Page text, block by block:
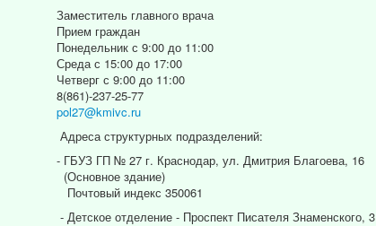
Заместитель главного врача
Прием граждан
Понедельник с 9:00 до 11:00
Среда с 15:00 до 17:00
Четверг с 9:00 до 11:00
8(861)-237-25-77
pol27@kmivc.ru
Адреса структурных подразделений:
- ГБУЗ ГП № 27 г. Краснодар, ул. Дмитрия Благоева, 16
(Основное здание)
Почтовый индекс 350061
- Детское отделение - Проспект Писателя Знаменского, 3